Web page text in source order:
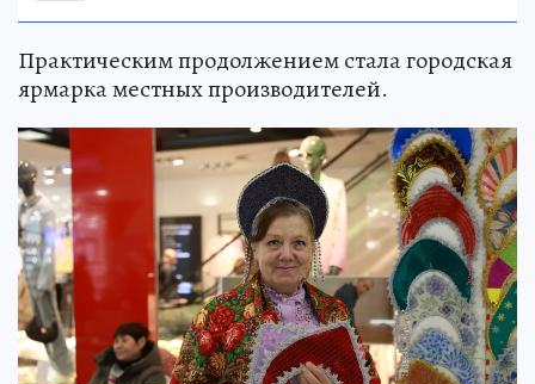
Практическим продолжением стала городская
ярмарка местных производителей.